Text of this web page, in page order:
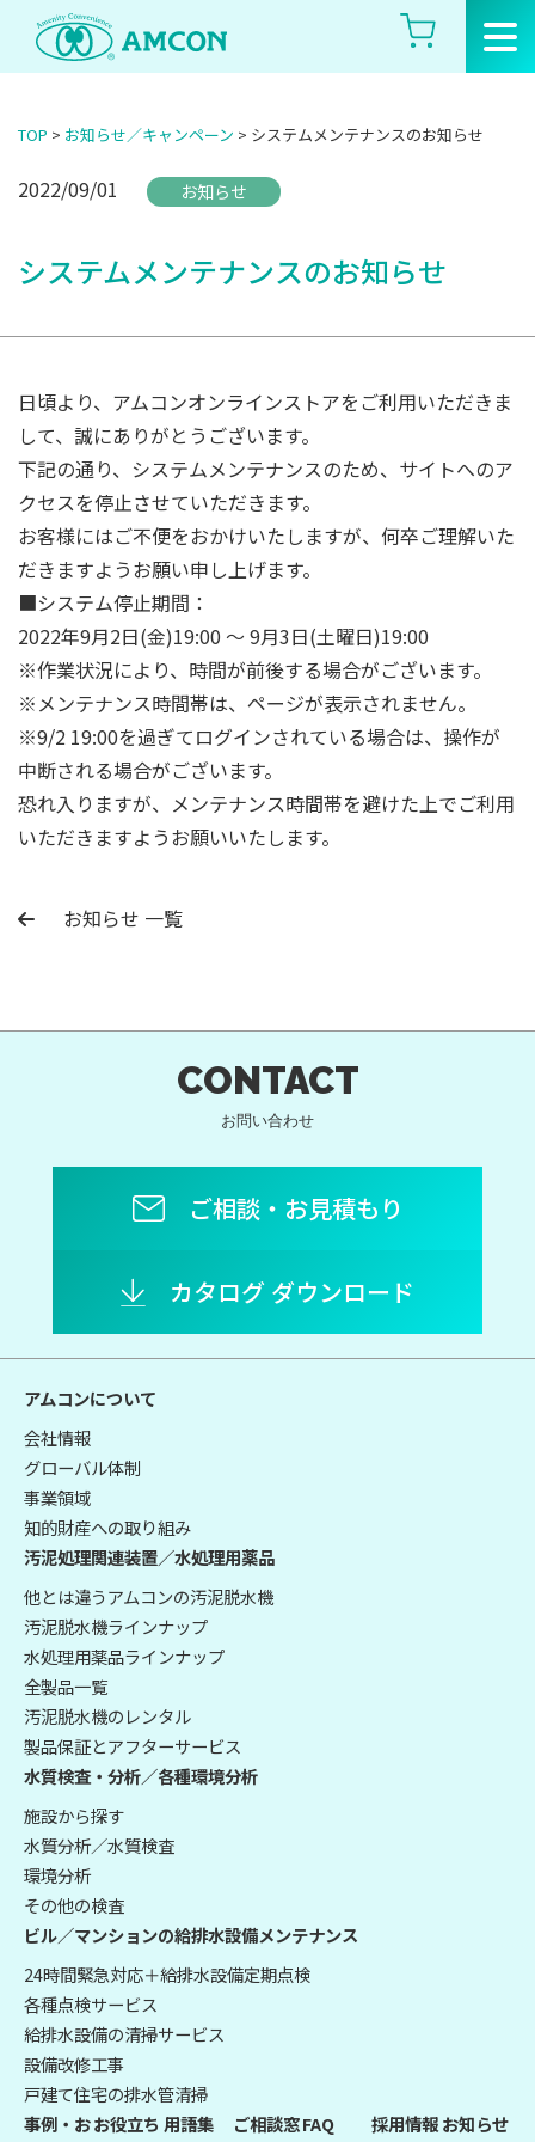
Skip
the
TOP > お知らせ／キャンペーン > システムメンテナンスのお知らせ
2022/09/01 お知らせ
システムメンテナンスのお知らせ
日頃より、アムコンオンラインストアをご利用いただきま
して、誠にありがとうございます。
下記の通り、システムメンテナンスのため、サイトへのア
クセスを停止させていただきます。
お客様にはご不便をおかけいたしますが、何卒ご理解いた
だきますようお願い申し上げます。
■システム停止期間：
2022年9月2日(金)19:00 ～ 9月3日(土曜日)19:00
※作業状況により、時間が前後する場合がございます。
※メンテナンス時間帯は、ページが表示されません。
※9/2 19:00を過ぎてログインされている場合は、操作が
中断される場合がございます。
恐れ入りますが、メンテナンス時間帯を避けた上でご利用
いただきますようお願いいたします。
お知らせ 一覧
CONTACT
お問い合わせ
ご相談・お見積もり
カタログ ダウンロード
アムコンについて
会社情報
グローバル体制
事業領域
知的財産への取り組み
汚泥処理関連装置／水処理用薬品
他とは違うアムコンの汚泥脱水機
汚泥脱水機ラインナップ
水処理用薬品ラインナップ
全製品一覧
汚泥脱水機のレンタル
製品保証とアフターサービス
水質検査・分析／各種環境分析
施設から探す
水質分析／水質検査
環境分析
その他の検査
ビル／マンションの給排水設備メンテナンス
24時間緊急対応＋給排水設備定期点検
各種点検サービス
給排水設備の清掃サービス
設備改修工事
戸建て住宅の排水管清掃
事例・おお役立ち 用語集
ご相談窓FAQ 採用情報お知らせ